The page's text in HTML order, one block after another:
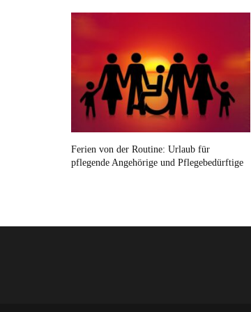
Ferien von der Routine: Urlaub für
pflegende Angehörige und Pflegebedürftige